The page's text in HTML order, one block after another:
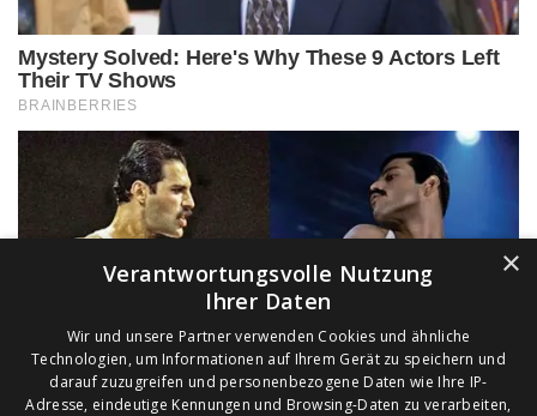
×
Verantwortungsvolle Nutzung
Ihrer Daten
Wir und unsere Partner verwenden Cookies und ähnliche
Technologien, um Informationen auf Ihrem Gerät zu speichern und
darauf zuzugreifen und personenbezogene Daten wie Ihre IP-
Adresse, eindeutige Kennungen und Browsing-Daten zu verarbeiten,